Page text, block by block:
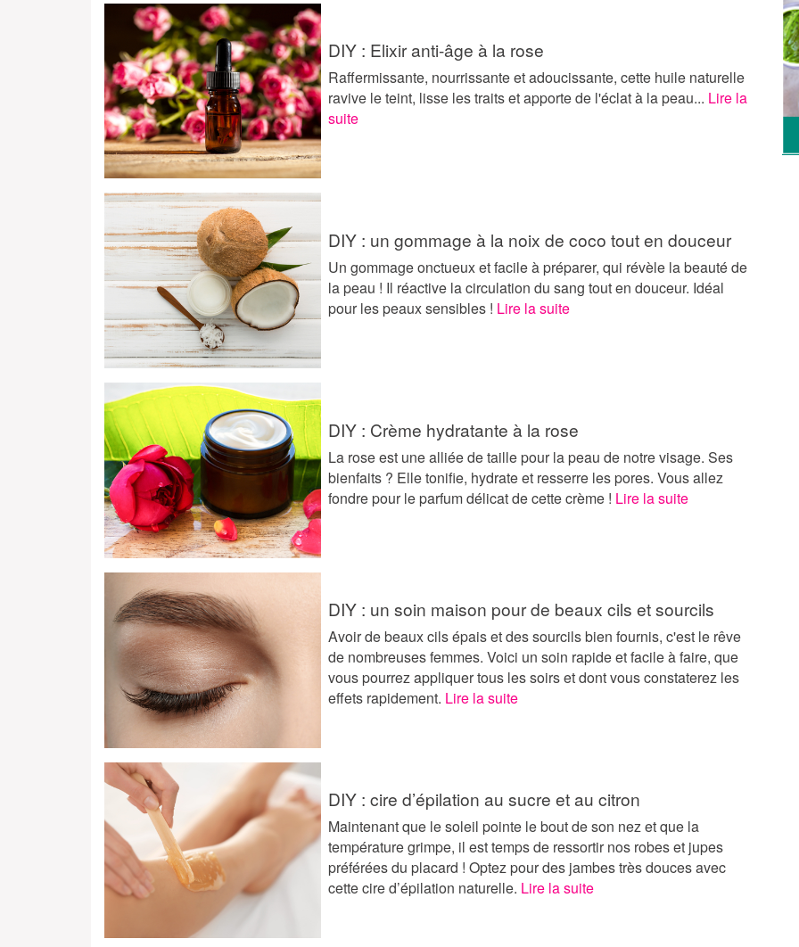
DIY : Elixir anti-âge à la rose
Raffermissante, nourrissante et adoucissante, cette huile naturelle
ravive le teint, lisse les traits et apporte de l'éclat à la peau... Lire la
suite
DIY : un gommage à la noix de coco tout en douceur
Un gommage onctueux et facile à préparer, qui révèle la beauté de
la peau ! Il réactive la circulation du sang tout en douceur. Idéal
pour les peaux sensibles ! Lire la suite
DIY : Crème hydratante à la rose
La rose est une alliée de taille pour la peau de notre visage. Ses
bienfaits ? Elle tonifie, hydrate et resserre les pores. Vous allez
fondre pour le parfum délicat de cette crème ! Lire la suite
DIY : un soin maison pour de beaux cils et sourcils
Avoir de beaux cils épais et des sourcils bien fournis, c'est le rêve
de nombreuses femmes. Voici un soin rapide et facile à faire, que
vous pourrez appliquer tous les soirs et dont vous constaterez les
effets rapidement. Lire la suite
DIY : cire d’épilation au sucre et au citron
Maintenant que le soleil pointe le bout de son nez et que la
température grimpe, il est temps de ressortir nos robes et jupes
préférées du placard ! Optez pour des jambes très douces avec
cette cire d’épilation naturelle. Lire la suite